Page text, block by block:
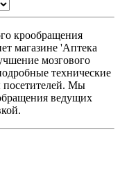
крообращения
магазине 'Аптека
мозгового
технические
посетителей. Мы
ведущих